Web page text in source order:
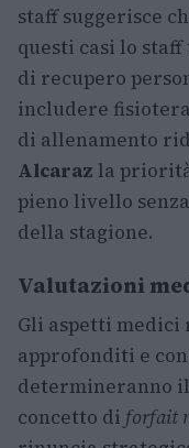
staff suggerisce
questi casi lo
di recupero
includere
di allenamento
Alcaraz la
pieno livello
della stagione.
Valutazioni
Gli aspetti medici
approfonditi e
determineranno
concetto di forfait